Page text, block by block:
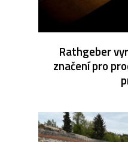
Rathgeber
značení pro